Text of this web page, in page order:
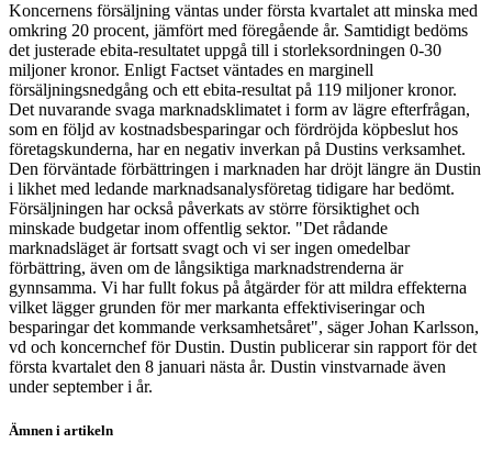
Koncernens försäljning väntas under första kvartalet att minska med
omkring 20 procent, jämfört med föregående år. Samtidigt bedöms
det justerade ebita-resultatet uppgå till i storleksordningen 0-30
miljoner kronor. Enligt Factset väntades en marginell
försäljningsnedgång och ett ebita-resultat på 119 miljoner kronor.
Det nuvarande svaga marknadsklimatet i form av lägre efterfrågan,
som en följd av kostnadsbesparingar och fördröjda köpbeslut hos
företagskunderna, har en negativ inverkan på Dustins verksamhet.
Den förväntade förbättringen i marknaden har dröjt längre än Dustin
i likhet med ledande marknadsanalysföretag tidigare har bedömt.
Försäljningen har också påverkats av större försiktighet och
minskade budgetar inom offentlig sektor. "Det rådande
marknadsläget är fortsatt svagt och vi ser ingen omedelbar
förbättring, även om de långsiktiga marknadstrenderna är
gynnsamma. Vi har fullt fokus på åtgärder för att mildra effekterna
vilket lägger grunden för mer markanta effektiviseringar och
besparingar det kommande verksamhetsåret", säger Johan Karlsson,
vd och koncernchef för Dustin. Dustin publicerar sin rapport för det
första kvartalet den 8 januari nästa år. Dustin vinstvarnade även
under september i år.
Ämnen i artikeln